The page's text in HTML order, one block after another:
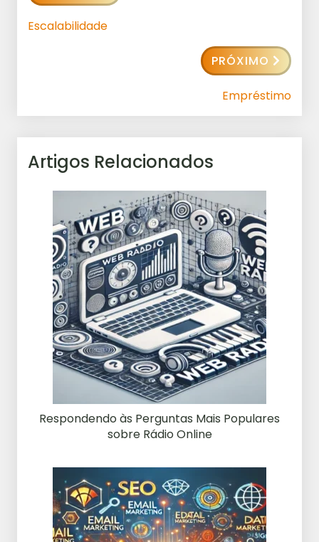
Escalabilidade
PRÓXIMO
Empréstimo
Artigos Relacionados
Respondendo às Perguntas Mais Populares
sobre Rádio Online